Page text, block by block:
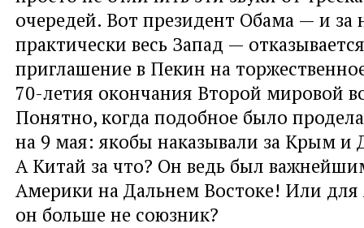
очередей. Вот президент Обама — и за
практически весь Запад —
приглашение в Пекин на
70-летия окончания Второй мировой
Понятно, когда подобное было
на 9 мая: якобы наказывали за Крым и
А Китай за что? Он ведь был
Америки на Дальнем Востоке! Или
он больше не союзник?